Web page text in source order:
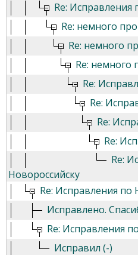
Re: Исправления
Re: немного
Re: немного
Re: немного
Re:
Re:
Re:
Re:
Re:
Новороссийску
Re: Исправления по
Исправлено.
Re: Исправления
Исправил (-)